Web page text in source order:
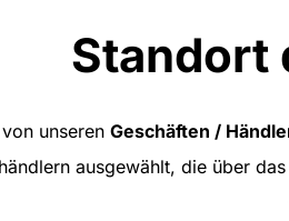
Standort
unseren Geschäften /
ausgewählt, die über